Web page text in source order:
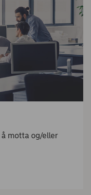
motta og/eller